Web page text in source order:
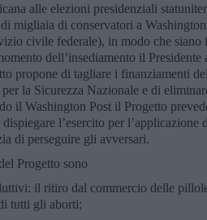
alle elezioni presidenziali
migliaia di conservatori a
civile federale), in modo che siano
dell’insediamento il Presidente
propone di tagliare i finanziamenti
la Sicurezza Nazionale e di
il Washington Post il Progetto
l’esercito per l’applicazione
di perseguire gli avversari.
Progetto sono
il ritiro dal commercio delle
tutti gli aborti;